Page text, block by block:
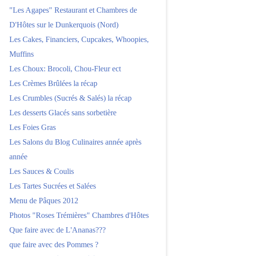
"Les Agapes" Restaurant et Chambres de
D'Hôtes sur le Dunkerquois (Nord)
Les Cakes, Financiers, Cupcakes, Whoopies,
Muffins
Les Choux: Brocoli, Chou-Fleur ect
Les Crèmes Brûlées la récap
Les Crumbles (Sucrés & Salés) la récap
Les desserts Glacés sans sorbetière
Les Foies Gras
Les Salons du Blog Culinaires année après
année
Les Sauces & Coulis
Les Tartes Sucrées et Salées
Menu de Pâques 2012
Photos "Roses Trémières" Chambres d'Hôtes
Que faire avec de L'Ananas???
que faire avec des Pommes ?